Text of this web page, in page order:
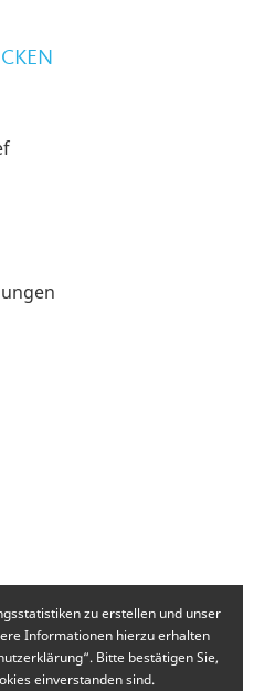
zu erstellen und unser
Informationen hierzu erhalten
Bitte bestätigen Sie,
einverstanden sind.